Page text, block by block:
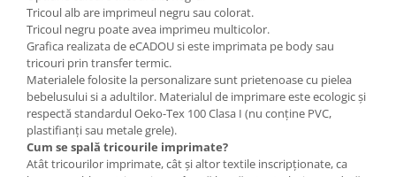
Tricoul alb are imprimeul negru sau colorat.
Tricoul negru poate avea imprimeu multicolor.
Grafica realizata de eCADOU si este imprimata pe body sau
tricouri prin transfer termic.
Materialele folosite la personalizare sunt prietenoase cu pielea
bebelusului si a adultilor. Materialul de imprimare este ecologic și
respectă standardul Oeko-Tex 100 Clasa I (nu conține PVC,
plastifianți sau metale grele).
Cum se spală tricourile imprimate?
Atât tricourilor imprimate, cât şi altor textile inscripţionate, ca